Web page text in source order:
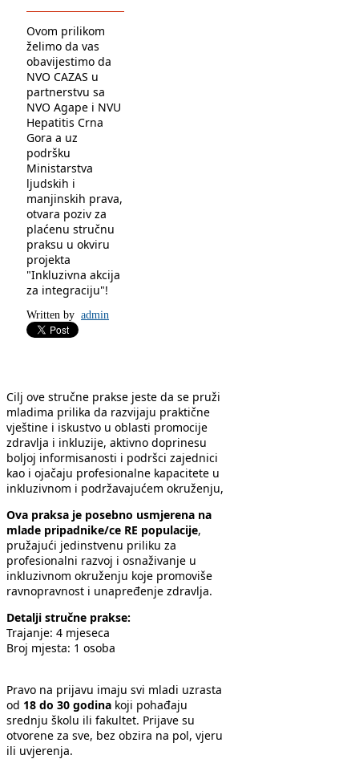
Ovom prilikom
želimo da vas
obavijestimo da
NVO CAZAS u
partnerstvu sa
NVO Agape i NVU
Hepatitis Crna
Gora a uz
podršku
Ministarstva
ljudskih i
manjinskih prava,
otvara poziv za
plaćenu stručnu
praksu u okviru
projekta
"Inkluzivna akcija
za integraciju"!
Written by admin
Cilj ove stručne prakse jeste da se pruži
mladima prilika da razvijaju praktične
vještine i iskustvo u oblasti promocije
zdravlja i inkluzije, aktivno doprinesu
boljoj informisanosti i podršci zajednici
kao i ojačaju profesionalne kapacitete u
inkluzivnom i podržavajućem okruženju,
Ova praksa je posebno usmjerena na
mlade pripadnike/ce RE populacije,
pružajući jedinstvenu priliku za
profesionalni razvoj i osnaživanje u
inkluzivnom okruženju koje promoviše
ravnopravnost i unapređenje zdravlja.
Detalji stručne prakse:
Trajanje: 4 mjeseca
Broj mjesta: 1 osoba
Pravo na prijavu imaju svi mladi uzrasta
od 18 do 30 godina koji pohađaju
srednju školu ili fakultet. Prijave su
otvorene za sve, bez obzira na pol, vjeru
ili uvjerenja.